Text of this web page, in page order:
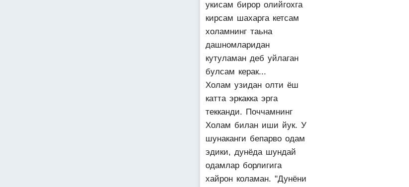
укисам бирор олийгохга
кирсам шахарга кетсам
холамнинг таьна
дашномларидан
кутуламан деб уйлаган
булсам керак...
Холам узидан олти ёш
катта эркакка эрга
текканди. Поччамнинг
Холам билан иши йук. У
шунаканги бепарво одам
эдики, дунёда шундай
одамлар борлигига
хайрон коламан. "Дунёни